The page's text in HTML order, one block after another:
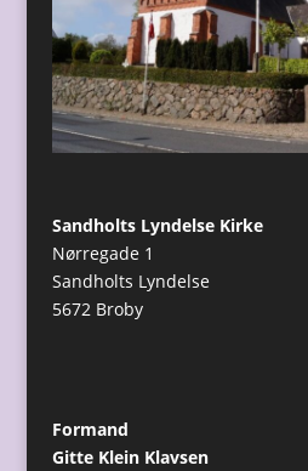
Sandholts Lyndelse Kirke
Nørregade 1
Sandholts Lyndelse
5672 Broby
Formand
Gitte Klein Klavsen